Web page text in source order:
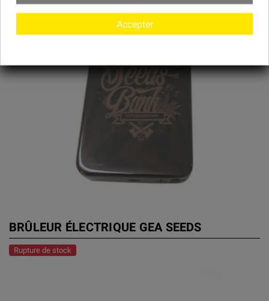
BRÛLEUR ÉLECTRIQUE GEA SEEDS
Rupture de stock
Accepter